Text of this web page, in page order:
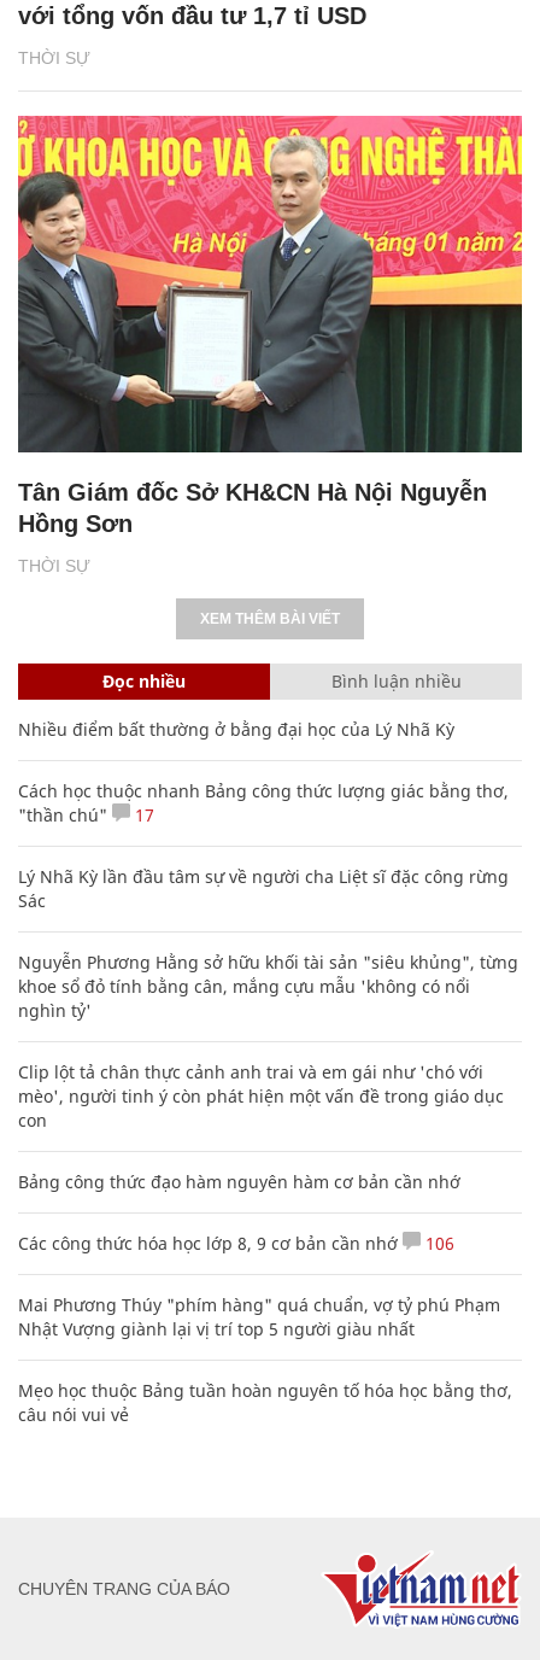
THỜI SỰ
với tổng vốn đầu tư 1,7 tỉ USD
THỜI SỰ
Tân Giám đốc Sở KH&CN Hà Nội Nguyễn
Hồng Sơn
XEM THÊM BÀI VIẾT
Đọc nhiều Bình luận nhiều
Nhiều điểm bất thường ở bằng đại học của Lý Nhã Kỳ
Cách học thuộc nhanh Bảng công thức lượng giác bằng thơ,
"thần chú"
17
Lý Nhã Kỳ lần đầu tâm sự về người cha Liệt sĩ đặc công rừng
Sác
Nguyễn Phương Hằng sở hữu khối tài sản "siêu khủng", từng
khoe sổ đỏ tính bằng cân, mắng cựu mẫu 'không có nổi
nghìn tỷ'
Clip lột tả chân thực cảnh anh trai và em gái như 'chó với
mèo', người tinh ý còn phát hiện một vấn đề trong giáo dục
con
Bảng công thức đạo hàm nguyên hàm cơ bản cần nhớ
Các công thức hóa học lớp 8, 9 cơ bản cần nhớ 106
Mai Phương Thúy "phím hàng" quá chuẩn, vợ tỷ phú Phạm
Nhật Vượng giành lại vị trí top 5 người giàu nhất
Mẹo học thuộc Bảng tuần hoàn nguyên tố hóa học bằng thơ,
câu nói vui vẻ
CHUYÊN TRANG CỦA BÁO